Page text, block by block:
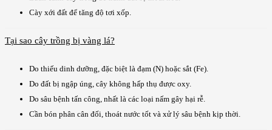
Cày xới đất để tăng độ tơi xốp.
Tại sao cây trồng bị vàng lá?
Do thiếu dinh dưỡng, đặc biệt là đạm (N) hoặc sắt (Fe).
Do đất bị ngập úng, cây không hấp thụ được oxy.
Do sâu bệnh tấn công, nhất là các loại nấm gây hại rễ.
Cần bón phân cân đối, thoát nước tốt và xử lý sâu bệnh kịp thời.